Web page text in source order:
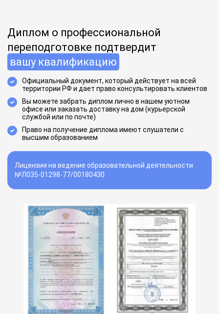
Диплом о профессиональной
переподготовке подтвердит
вашу квалификацию
Официальный документ, который действует на всей
территории РФ и дает право консультировать клиентов
Вы можете забрать диплом лично в нашем уютном
офисе или заказать доставку на дом (курьерской
службой или по почте)
Право на получение диплома имеют слушатели с
высшим образованием
Лицензия на ведение образовательной деятельности
№Л035-01298-77/00180430